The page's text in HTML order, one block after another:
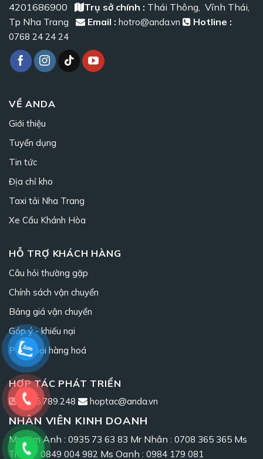
4201686900
Trụ sở chính : Thái Thông, Vĩnh Thái,
Tp Nha Trang
Email : hotro@anda.vn Hotline :
0768 24 24 24
VỀ ANDA
Giới thiệu
Tuyển dụng
Tin tức
Địa chỉ kho
Taxi tải Nha Trang
Xe Cẩu Khánh Hòa
HỖ TRỢ KHÁCH HÀNG
Câu hỏi thường gặp
Chính sách vận chuyển
Bảng giá vận chuyển
Góp ý - khiếu nại
Phân loại hàng hoá
HỢP TÁC PHÁT TRIỂN
0965.789.248 hoptac@anda.vn
NHÂN VIÊN KINH DOANH
Ms Kim Anh : 0935 73 63 83 Mr Nhân : 0708 365 365 Ms
Trang : 0849 004 982 Ms Oanh : 0984 179 081